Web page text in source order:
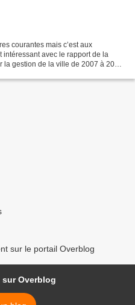
courantes mais c’est aux
avec le rapport de la
gestion de la ville de 2007 à 2012.
sur le portail Overblog
Overblog